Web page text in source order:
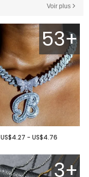
Voir plus
53+
US$4.27 - US$4.76
3+